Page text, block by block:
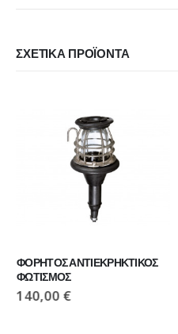
ΣΧΕΤΙΚΆ ΠΡΟΪΌΝΤΑ
ΦΟΡΗΤΟΣ ΑΝΤΙΕΚΡΗΚΤΙΚΟΣ
ΦΩΤΙΣΜΟΣ
140,00 €